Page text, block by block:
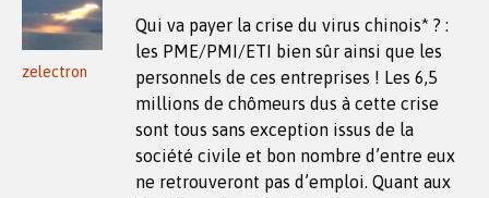
zelectron
Qui va payer la crise du virus chinois* ? :
les PME/PMI/ETI bien sûr ainsi que les
personnels de ces entreprises ! Les 6,5
millions de chômeurs dus à cette crise
sont tous sans exception issus de la
société civile et bon nombre d’entre eux
ne retrouveront pas d’emploi. Quant aux